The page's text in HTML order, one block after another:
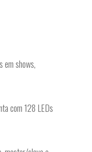
em shows,
com 128 LEDs